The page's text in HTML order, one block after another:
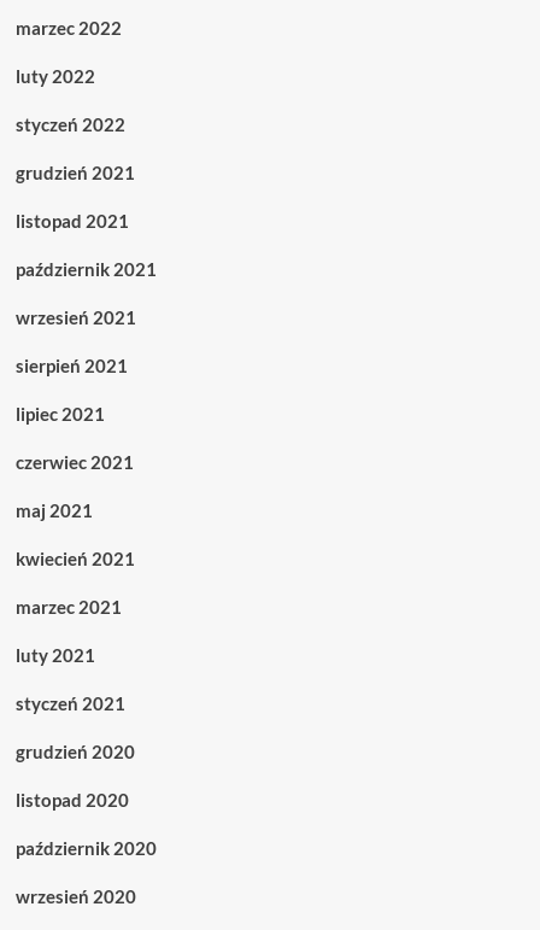
marzec 2022
luty 2022
styczeń 2022
grudzień 2021
listopad 2021
październik 2021
wrzesień 2021
sierpień 2021
lipiec 2021
czerwiec 2021
maj 2021
kwiecień 2021
marzec 2021
luty 2021
styczeń 2021
grudzień 2020
listopad 2020
październik 2020
wrzesień 2020